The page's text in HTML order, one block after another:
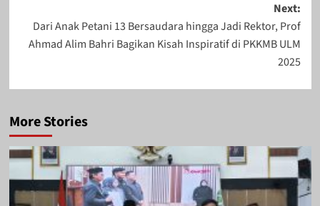
Next:
Dari Anak Petani 13 Bersaudara hingga Jadi Rektor, Prof
Ahmad Alim Bahri Bagikan Kisah Inspiratif di PKKMB ULM
2025
More Stories